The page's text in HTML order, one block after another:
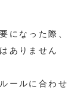
になった際、
ありません
ールに合わせ